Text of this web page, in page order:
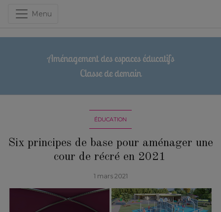
Menu
Aménagement des espaces éducatifs
Classe de demain
ÉDUCATION
Six principes de base pour aménager une
cour de récré en 2021
1 mars 2021